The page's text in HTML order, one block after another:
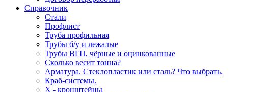
Справочник
Стали
Профлист
Труба профильная
Трубы б/у и лежалые
Трубы ВГП, чёрные и оцинкованные
Сколько весит тонна?
Арматура. Стеклопластик или сталь? Что выбрать.
Краб-системы.
Х - кронштейны